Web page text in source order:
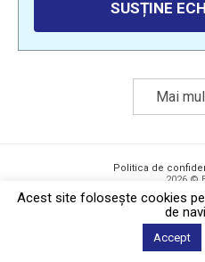
SUSȚINE
Mai
Politica de
2026 ©
Acest site foloseşte cookies
de
Accept